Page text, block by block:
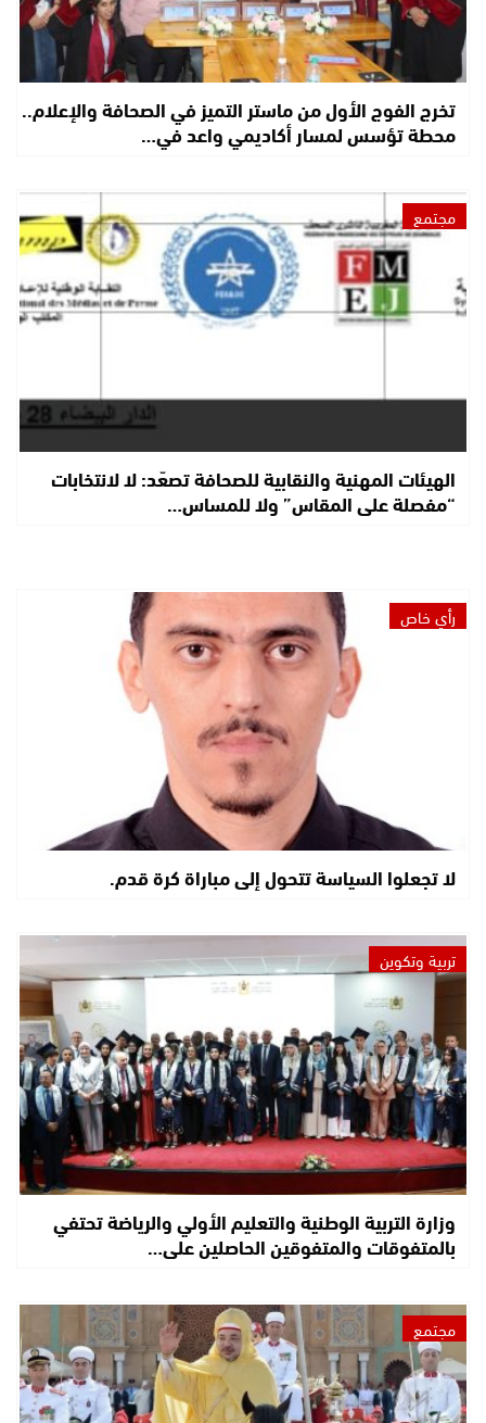
تخرج الفوج الأول من ماستر التميز في الصحافة والإعلام..
محطة تؤسس لمسار أكاديمي واعد في…
مجتمع
الهيئات المهنية والنقابية للصحافة تصعّد: لا لانتخابات
“مفصلة على المقاس” ولا للمساس…
رأي خاص
لا تجعلوا السياسة تتحول إلى مباراة كرة قدم.
تربية وتكوين
وزارة التربية الوطنية والتعليم الأولي والرياضة تحتفي
بالمتفوقات والمتفوقين الحاصلين على…
مجتمع